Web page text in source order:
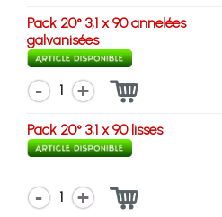
Pack 20° 3,1 x 90 annelées
galvanisées
1
Pack 20° 3,1 x 90 lisses
1